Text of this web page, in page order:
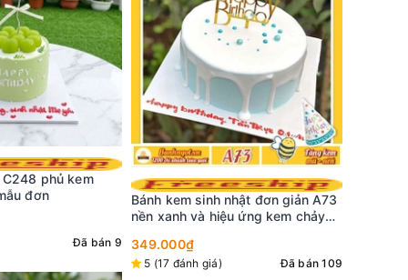
đơn giản A73
ứng kem chảy
đại
Bánh kem sinh nhật đơn giản A52
nền màu hồng nhạt vẽ tim trắng
lớn ỏ giữa nhiều tim li ti
298.000₫ 329.000₫
5 (47 đánh giá)